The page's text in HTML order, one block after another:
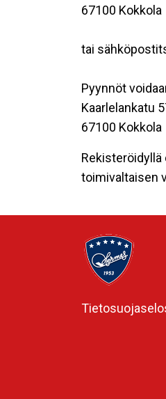
67100 Kokkola
tai
Pyynnöt
Kaarlelankatu
67100 Kokkola
toimivaltaisen